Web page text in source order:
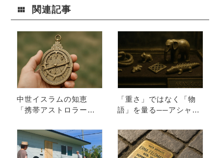
関連記事
中世イスラムの知恵
「携帯アストロラー
学と美の融合
「重さ」ではなく「物
語」を量る──アシャン
力